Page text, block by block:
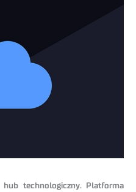
technologiczny. Platforma